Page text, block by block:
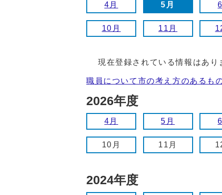
4月 5月
10月 11月
現在登録されている情報はあり
職員について市の考え方のあるも
2026年度
4月 5月
10月 11月
2024年度